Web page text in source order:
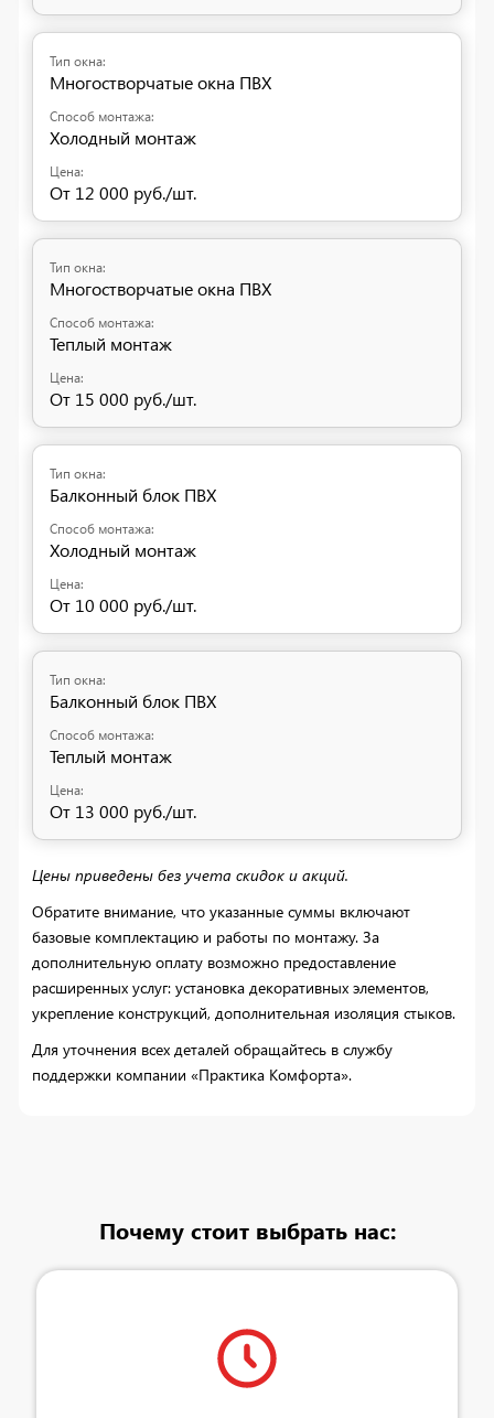
Многостворчатые окна ПВХ
Холодный монтаж
От 12 000 руб./шт.
Многостворчатые окна ПВХ
Теплый монтаж
От 15 000 руб./шт.
Балконный блок ПВХ
Холодный монтаж
От 10 000 руб./шт.
Балконный блок ПВХ
Теплый монтаж
От 13 000 руб./шт.
Цены приведены без учета скидок и акций.
Обратите внимание, что указанные суммы включают
базовые комплектацию и работы по монтажу. За
дополнительную оплату возможно предоставление
расширенных услуг: установка декоративных элементов,
укрепление конструкций, дополнительная изоляция стыков.
Для уточнения всех деталей обращайтесь в службу
поддержки компании «Практика Комфорта».
Почему стоит выбрать нас: